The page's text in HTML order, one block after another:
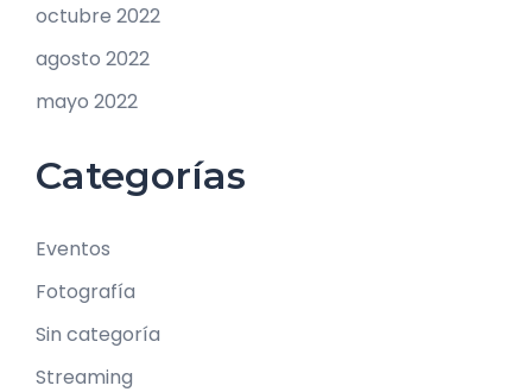
octubre 2022
agosto 2022
mayo 2022
Categorías
Eventos
Fotografía
Sin categoría
Streaming